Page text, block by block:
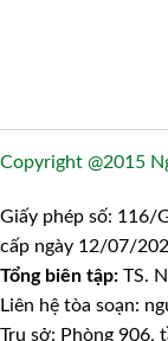
Copyright @2015
Giấy phép số: 116/
cấp ngày 12/07/
Tổng biên tập: TS.
Liên hệ tòa soạn:
Trụ sở: Phòng 906,